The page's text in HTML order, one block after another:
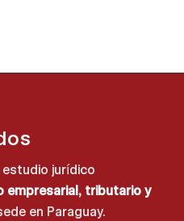
jurídico
empresarial, tributario y
en Paraguay.